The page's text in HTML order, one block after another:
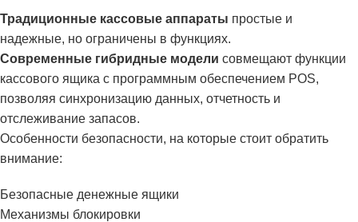
Традиционные кассовые аппараты простые и
надежные, но ограничены в функциях.
Современные гибридные модели совмещают функции
кассового ящика с программным обеспечением POS,
позволяя синхронизацию данных, отчетность и
отслеживание запасов.
Особенности безопасности, на которые стоит обратить
внимание:
Безопасные денежные ящики
Механизмы блокировки